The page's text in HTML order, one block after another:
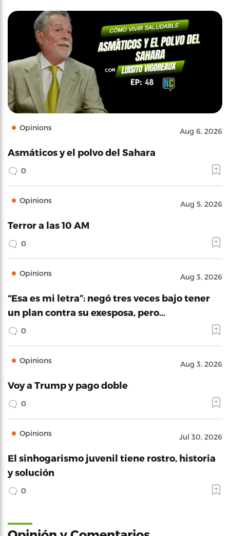
Opinions Aug 6, 2026
Asmáticos y el polvo del Sahara
0
Opinions Aug 5, 2026
Terror a las 10 AM
0
Opinions Aug 3, 2026
“Esa es mi letra”: negó tres veces bajo tener
un plan contra su exesposa, pero…
0
Opinions Aug 3, 2026
Voy a Trump y pago doble
0
Opinions Jul 30, 2026
El sinhogarismo juvenil tiene rostro, historia
y solución
0